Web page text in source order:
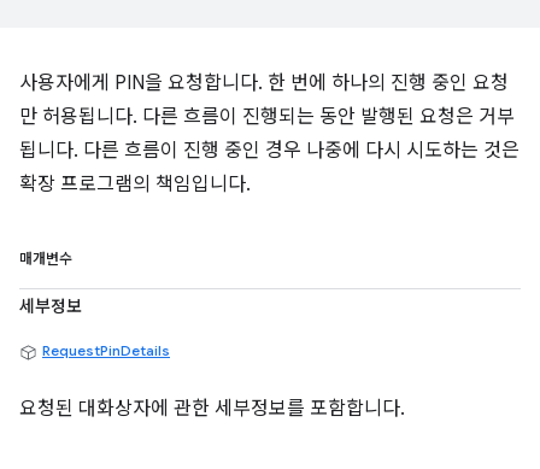
사용자에게 PIN을 요청합니다. 한 번에 하나의 진행 중인 요청
만 허용됩니다. 다른 흐름이 진행되는 동안 발행된 요청은 거부
됩니다. 다른 흐름이 진행 중인 경우 나중에 다시 시도하는 것은
확장 프로그램의 책임입니다.
매개변수
세부정보
RequestPinDetails
요청된 대화상자에 관한 세부정보를 포함합니다.